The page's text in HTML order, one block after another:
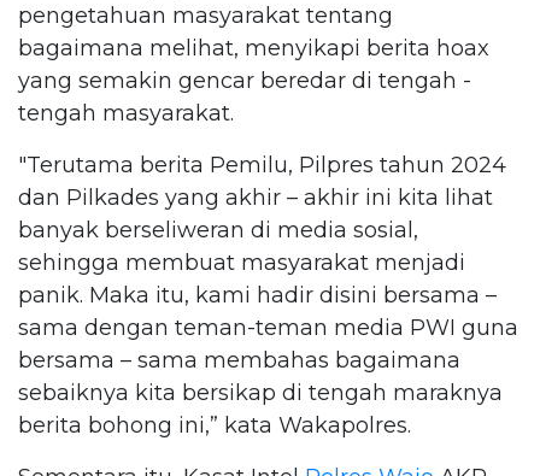
pengetahuan masyarakat tentang
bagaimana melihat, menyikapi berita hoax
yang semakin gencar beredar di tengah -
tengah masyarakat.
"Terutama berita Pemilu, Pilpres tahun 2024
dan Pilkades yang akhir – akhir ini kita lihat
banyak berseliweran di media sosial,
sehingga membuat masyarakat menjadi
panik. Maka itu, kami hadir disini bersama –
sama dengan teman-teman media PWI guna
bersama – sama membahas bagaimana
sebaiknya kita bersikap di tengah maraknya
berita bohong ini,” kata Wakapolres.